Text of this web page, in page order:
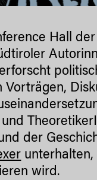
Hall
der
wird.